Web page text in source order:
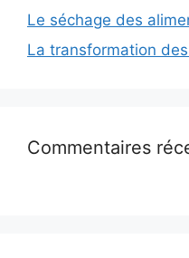
Le séchage des
La transformation
Commentaires